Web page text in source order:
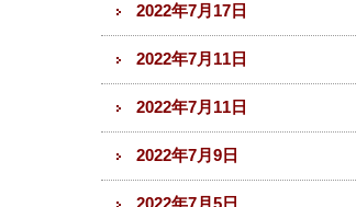
2022年7月17日
2022年7月11日
2022年7月11日
2022年7月9日
2022年7月5日